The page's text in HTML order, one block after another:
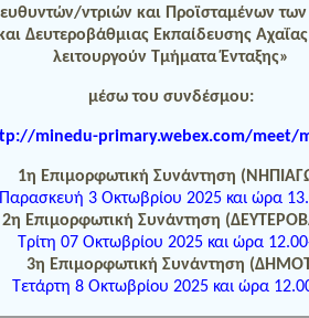
ντριών και Προϊσταμένων
Δευτεροβάθμιας Εκπαίδευσης
λειτουργούν Τμήματα Ένταξης»
μέσω του συνδέσμου:
minedu-primary.webex.com/meet/
1η Επιμορφωτική Συνάντηση
Παρασκευή 3 Οκτωβρίου 2025 και ώρα
2η Επιμορφωτική Συνάντηση
Τρίτη 07 Οκτωβρίου 2025 και ώρα
3η Επιμορφωτική Συνάντηση
Τετάρτη 8 Οκτωβρίου 2025 και ώρα